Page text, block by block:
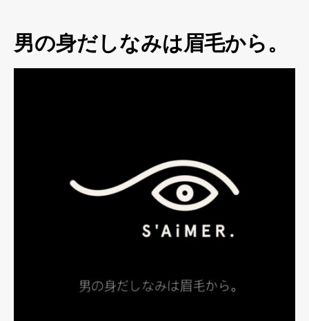
男の身だしなみは眉毛から。